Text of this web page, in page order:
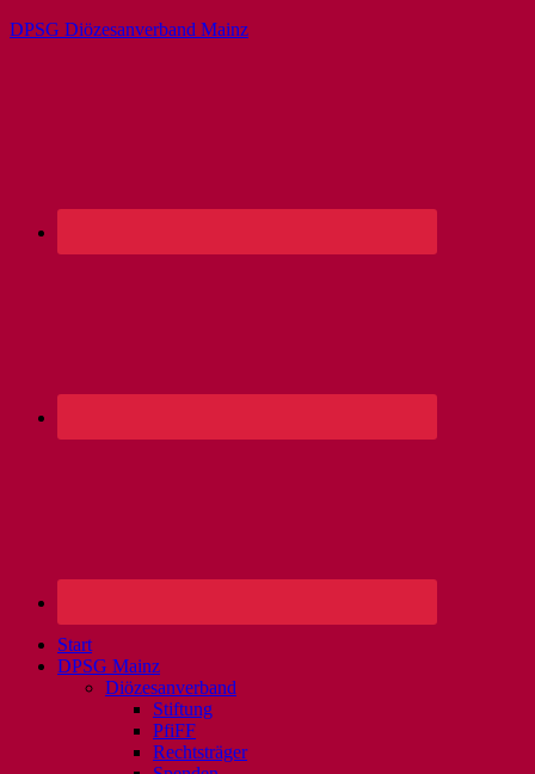
DPSG Diözesanverband Mainz
Start
DPSG Mainz
Diözesanverband
Stiftung
PfiFF
Rechtsträger